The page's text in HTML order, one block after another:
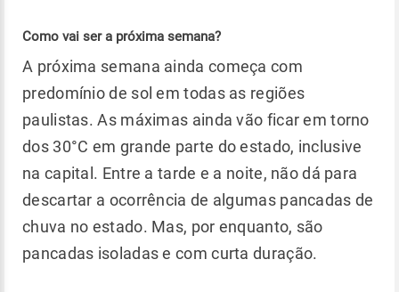
Como vai ser a próxima semana?
A próxima semana ainda começa com
predomínio de sol em todas as regiões
paulistas. As máximas ainda vão ficar em torno
dos 30°C em grande parte do estado, inclusive
na capital. Entre a tarde e a noite, não dá para
descartar a ocorrência de algumas pancadas de
chuva no estado. Mas, por enquanto, são
pancadas isoladas e com curta duração.